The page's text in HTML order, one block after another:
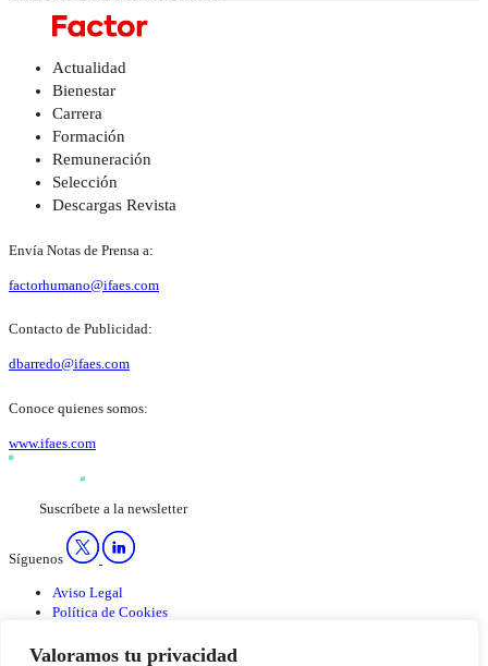
Valoramos tu privacidad
Actualidad
Bienestar
Carrera
Formación
Remuneración
Selección
Descargas Revista
Envía Notas de Prensa a:
factorhumano@ifaes.com
Contacto de Publicidad:
dbarredo@ifaes.com
Conoce quienes somos:
www.ifaes.com
Suscríbete a la newsletter
Síguenos
Aviso Legal
Política de Cookies